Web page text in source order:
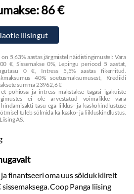
86 €
5,63% aastas järgmistel näidistingimustel: Vara
€, Sissemakse 0%, Lepingu periood 5 aastat,
0 €, Intress 5,5% aastas fikerritud.
40% soetusmaksumusest, Krediidi
summa 23962,6 €
põhiosa ja intress makstakse tagasi igakuiste
ei ole arvestatud võimalikke vara
tasu ega liiklus- ja kaskokindlustuse
tuleb sõlmida ka kasko- ja liikluskindlustus.
AS.
finantseeri oma uus sõiduk kiirelt
Coop Panga liising